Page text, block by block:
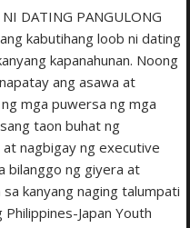
DATING PANGULONG
kabutihang loob ni dating
kapanahunan. Noong
ang asawa at
mga puwersa ng mga
taon buhat ng
nagbigay ng executive
bilanggo ng giyera at
kanyang naging talumpati
Japan Youth